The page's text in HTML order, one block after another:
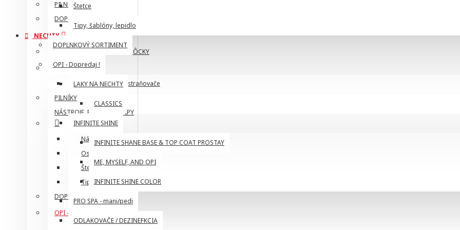
Štetce
Tipy, šablóny, lepidlo
DOPLNKOVÝ SORTIMENT
OPI - Dopredaj !
LAKY NA NECHTY
CLASSICS
INFINITE SHINE
INFINITE SHANE BASE & TOP COAT PROSTAY
ME, MYSELF, AND OPI
INFINITE SHINE COLOR
PRO SPA - mani/pedi
ODLAKOVAČE / DEZINEFKCIA
PILNÍKY
DOPLNKOVÝ SORTIMENT
NECHTY
HYGIENA, OCHRANNÉ POMÔCKY
TEKUTINY
Odlakovače, odstraňovače
PILNÍKY
NÁSTROJE, POMÔCKY, TIPY
Nástroje
Ostatné pomôcky
Štetce
Tipy, šablóny, lepidlo
DOPLNKOVÝ SORTIMENT
OPI - Dopredaj !